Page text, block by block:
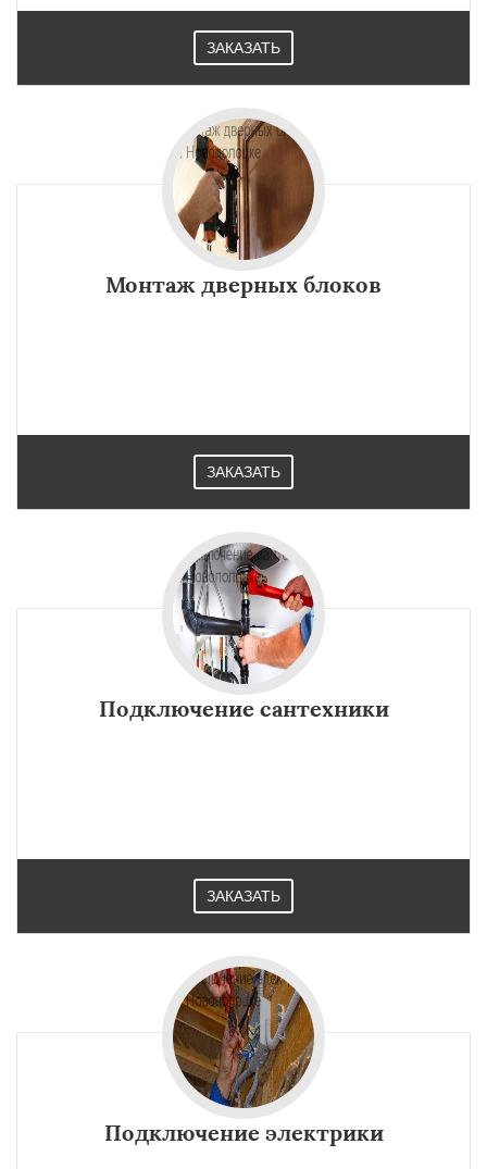
ЗАКАЗАТЬ
Монтаж дверных блоков
ЗАКАЗАТЬ
Подключение сантехники
ЗАКАЗАТЬ
Подключение электрики